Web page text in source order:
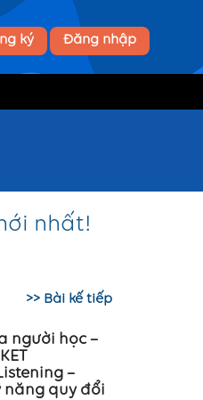
ký Đăng nhập
nhất!
>> Bài kế tiếp
người học –
–
năng quy đổi